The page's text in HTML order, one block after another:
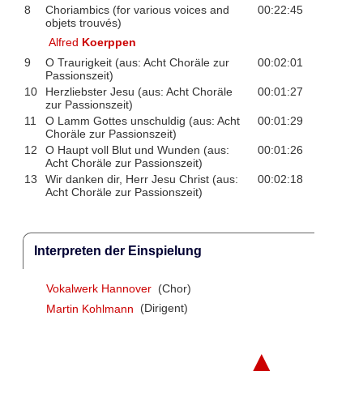
8
Choriambics (for various voices and
objets trouvés)
00:22:45
Alfred Koerppen
9
O Traurigkeit (aus: Acht Choräle zur
Passionszeit)
00:02:01
10
Herzliebster Jesu (aus: Acht Choräle
zur Passionszeit)
00:01:27
11
O Lamm Gottes unschuldig (aus: Acht
Choräle zur Passionszeit)
00:01:29
12
O Haupt voll Blut und Wunden (aus:
Acht Choräle zur Passionszeit)
00:01:26
13
Wir danken dir, Herr Jesu Christ (aus:
Acht Choräle zur Passionszeit)
00:02:18
Interpreten der Einspielung
Vokalwerk Hannover (Chor)
Martin Kohlmann
(Dirigent)
▲